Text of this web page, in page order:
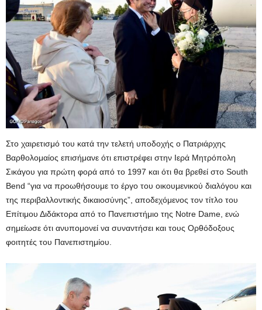
Στο χαιρετισμό του κατά την τελετή υποδοχής ο Πατριάρχης
Βαρθολομαίος επισήμανε ότι επιστρέφει στην Ιερά Μητρόπολη
Σικάγου για πρώτη φορά από το 1997 και ότι θα βρεθεί στο South
Bend “για να προωθήσουμε το έργο του οικουμενικού διαλόγου και
της περιβαλλοντικής δικαιοσύνης”, αποδεχόμενος τον τίτλο του
Επίτιμου Διδάκτορα από το Πανεπιστήμιο της Notre Dame, ενώ
σημείωσε ότι ανυπομονεί να συναντήσει και τους Ορθόδοξους
φοιτητές του Πανεπιστημίου.